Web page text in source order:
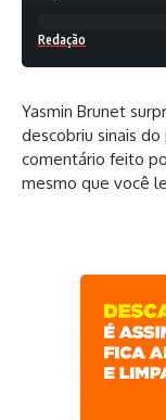
Redação
Yasmin Brunet
descobriu sinais
comentário feito
mesmo que você